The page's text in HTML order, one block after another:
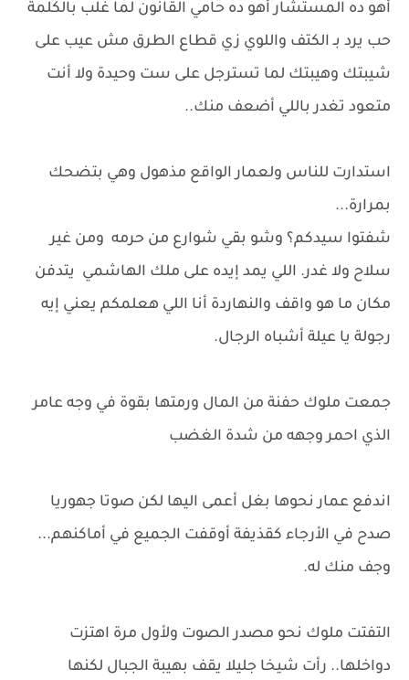
أهو ده المستشار أهو ده حامي القانون لما غُلب بالكلمة
حب يرد بـ الكتف واللوي زي قطاع الطرق مش عيب على
شيبتك وهيبتك لما تسترجل على ست وحيدة ولا أنت
متعود تغدر باللي أضعف منك..
استدارت للناس ولعمار الواقع مذهول وهي بتضحك
بمرارة...
شفتوا سيدكم؟ وشو بقي شوارع من حرمه ومن غير
سلاح ولا غدر. اللي يمد إيده على ملك الهاشمي يتدفن
مكان ما هو واقف والنهاردة أنا اللي هعلمكم يعني إيه
رجولة يا عيلة أشباه الرجال.
جمعت ملوك حفنة من المال ورمتها بقوة في وجه عامر
الذي احمر وجهه من شدة الغضب
اندفع عمار نحوها بغل أعمى اليها لكن صوتا جهوريا
صدح في الأرجاء كقذيفة أوقفت الجميع في أماكنهم...
وجف منك له.
التفتت ملوك نحو مصدر الصوت ولأول مرة اهتزت
دواخلها.. رأت شيخا جليلا يقف بهيبة الجبال لكنها